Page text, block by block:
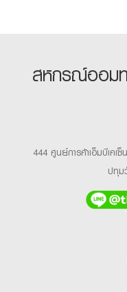
สหกรณ์ออม
444 ศูนย์การค้าเอ็มบีเค
ปทุม